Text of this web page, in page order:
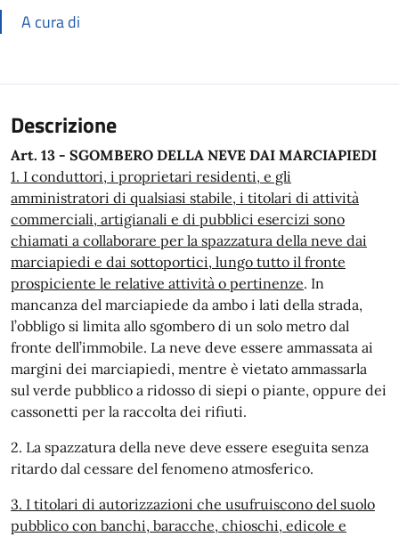
A cura di
Descrizione
Art. 13 - SGOMBERO DELLA NEVE DAI MARCIAPIEDI
1. I conduttori, i proprietari residenti, e gli
amministratori di qualsiasi stabile, i titolari di attività
commerciali, artigianali e di pubblici esercizi sono
chiamati a collaborare per la spazzatura della neve dai
marciapiedi e dai sottoportici, lungo tutto il fronte
prospiciente le relative attività o pertinenze. In
mancanza del marciapiede da ambo i lati della strada,
l’obbligo si limita allo sgombero di un solo metro dal
fronte dell’immobile. La neve deve essere ammassata ai
margini dei marciapiedi, mentre è vietato ammassarla
sul verde pubblico a ridosso di siepi o piante, oppure dei
cassonetti per la raccolta dei rifiuti.
2. La spazzatura della neve deve essere eseguita senza
ritardo dal cessare del fenomeno atmosferico.
3. I titolari di autorizzazioni che usufruiscono del suolo
pubblico con banchi, baracche, chioschi, edicole e